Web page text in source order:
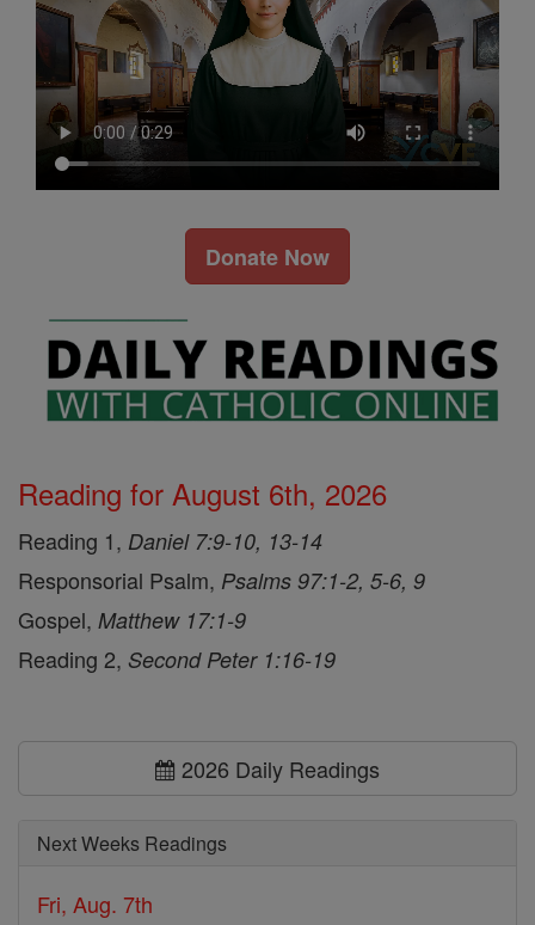
Donate Now
Reading for August 6th, 2026
Reading 1, Daniel 7:9-10, 13-14
Responsorial Psalm, Psalms 97:1-2, 5-6, 9
Gospel, Matthew 17:1-9
Reading 2, Second Peter 1:16-19
2026 Daily Readings
Next Weeks Readings
Fri, Aug. 7th